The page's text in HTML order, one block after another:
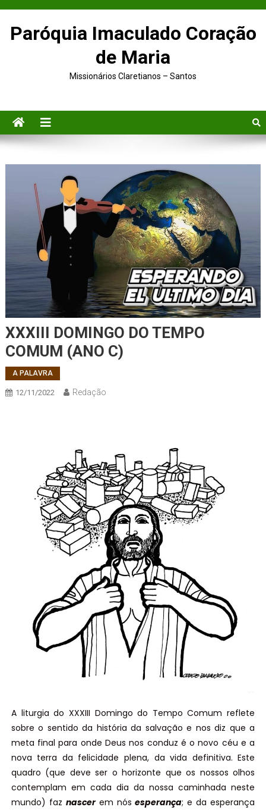
Paróquia Imaculado Coração
de Maria
Missionários Claretianos – Santos
XXXIII DOMINGO DO TEMPO
COMUM (ANO C)
A PALAVRA
12/11/2022 Redação
A liturgia do XXXIII Domingo do Tempo Comum reflete
sobre o sentido da história da salvação e nos diz que a
meta final para onde Deus nos conduz é o novo céu e a
nova terra da felicidade plena, da vida definitiva. Este
quadro (que deve ser o horizonte que os nossos olhos
contemplam em cada dia da nossa caminhada neste
mundo) faz nascerem nósesperança; e da esperança